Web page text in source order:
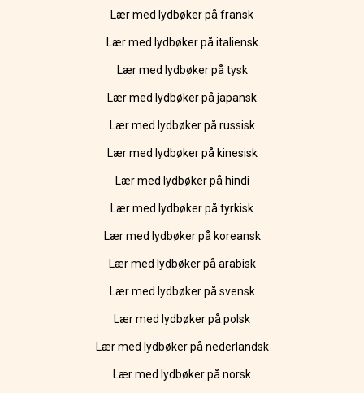
Lær med lydbøker på fransk
Lær med lydbøker på italiensk
Lær med lydbøker på tysk
Lær med lydbøker på japansk
Lær med lydbøker på russisk
Lær med lydbøker på kinesisk
Lær med lydbøker på hindi
Lær med lydbøker på tyrkisk
Lær med lydbøker på koreansk
Lær med lydbøker på arabisk
Lær med lydbøker på svensk
Lær med lydbøker på polsk
Lær med lydbøker på nederlandsk
Lær med lydbøker på norsk